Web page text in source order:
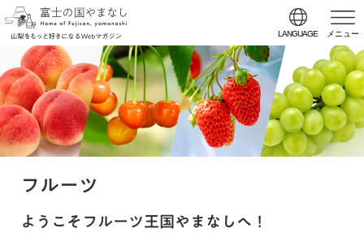
LANGUAGE メニュー
フルーツ
ようこそフルーツ王国やまなしへ！